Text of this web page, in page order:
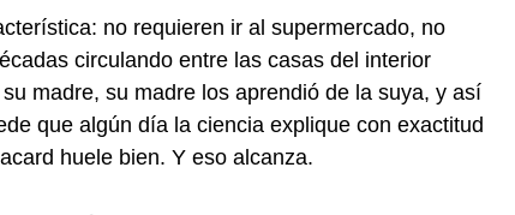
no requieren ir al supermercado, no
circulando entre las casas del interior
madre, su madre los aprendió de la suya, y así
que algún día la ciencia explique con exactitud
huele bien. Y eso alcanza.